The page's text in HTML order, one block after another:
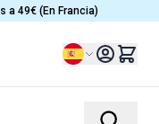
a 49€ (En Francia)
Lenguaje